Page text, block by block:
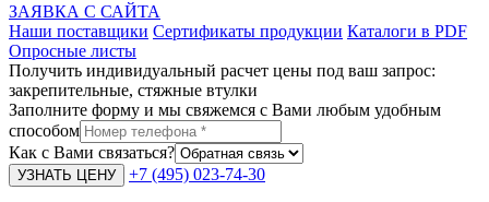
ЗАЯВКА С САЙТА
Наши поставщики Сертификаты продукции Каталоги в PDF
Опросные листы
Получить индивидуальный расчет цены под ваш запрос:
закрепительные, стяжные втулки
Заполните форму и мы свяжемся с Вами любым удобным
способом
Как с Вами связаться?
+7 (495) 023-74-30